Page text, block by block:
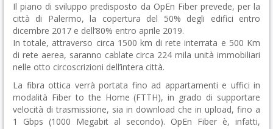
Il piano di sviluppo predisposto da OpEn Fiber prevede, per la
città di Palermo, la copertura del 50% degli edifici entro
dicembre 2017 e dell’80% entro aprile 2019.
In totale, attraverso circa 1500 km di rete interrata e 500 Km
di rete aerea, saranno cablate circa 224 mila unità immobiliari
nelle otto circoscrizioni dell’intera città.
La fibra ottica verrà portata fino ad appartamenti e uffici in
modalità Fiber to the Home (FTTH), in grado di supportare
velocità di trasmissione, sia in download che in upload, fino a
1 Gbps (1000 Megabit al secondo). OpEn Fiber è, infatti,